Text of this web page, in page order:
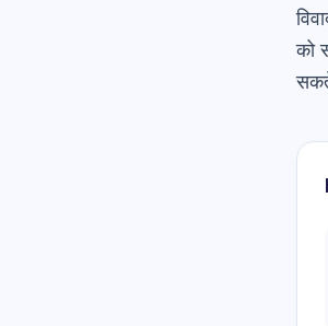
को